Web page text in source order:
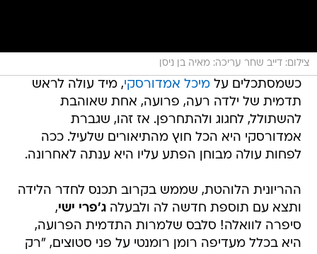
צילום: דייב שחר עריכה: מאיה בן ניסן
כשמסתכלים עלמיכל אמדורסקי, מיד עולה לראש
תדמית של ילדה רעה, פרועה, אחת שאוהבת
להשתולל, לחגוג ולהתחרפן. אז זהו, שגברת
אמדורסקי היא הכל חוץ מהתיאורים שלעיל. ככה
לפחות עולה מבוחן הפתע עליו היא ענתה לאחרונה.
ההריונית הלוהטת, שממש בקרוב תכנס לחדר הלידה
ותצא עם תוספת חדשה לה ולבעלהג'פרי ישי,
סיפרה לוואלה! סלבס שלמרות התדמית הפרועה,
היא בכלל מעדיפה רומן רומנטי על פני סטוצים, "רק